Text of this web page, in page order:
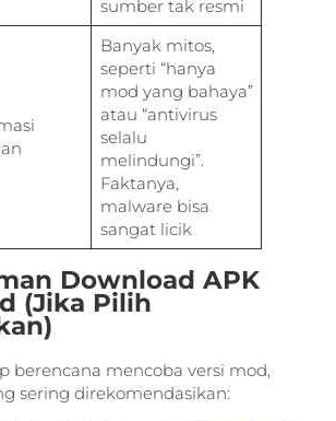
sumber tak resmi
Banyak mitos,
seperti “hanya
mod yang bahaya”
atau “antivirus
selalu
melindungi”.
Faktanya,
malware bisa
sangat licik
Download APK
(Jika Pilih
berencana mencoba versi mod,
sering direkomendasikan: